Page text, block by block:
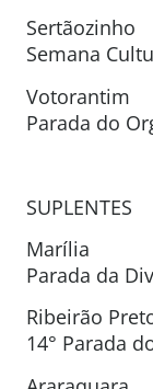
Sertãozinho
Semana
Votorantim
Parada do
SUPLENTES
Marília
Parada da
Ribeirão
14° Parada